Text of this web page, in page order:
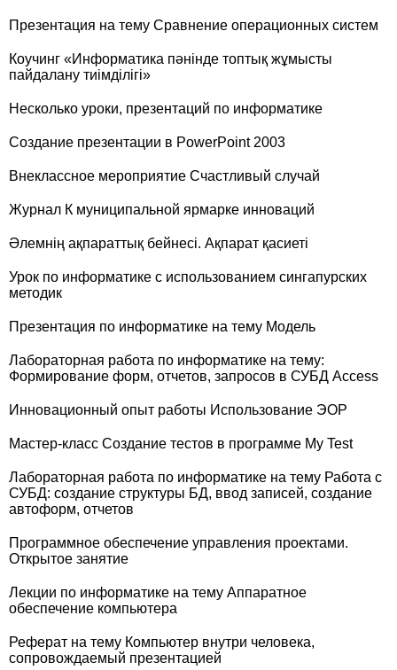
Презентация на тему Сравнение операционных систем
Коучинг «Информатика пәнінде топтық жұмысты
пайдалану тиімділігі»
Несколько уроки, презентаций по информатике
Создание презентации в PowerPoint 2003
Внеклассное мероприятие Счастливый случай
Журнал К муниципальной ярмарке инноваций
Әлемнің ақпараттық бейнесі. Ақпарат қасиеті
Урок по информатике с использованием сингапурских
методик
Презентация по информатике на тему Модель
Лабораторная работа по информатике на тему:
Формирование форм, отчетов, запросов в СУБД Access
Инновационный опыт работы Использование ЭОР
Мастер-класс Создание тестов в программе My Test
Лабораторная работа по информатике на тему Работа с
СУБД: создание структуры БД, ввод записей, создание
автоформ, отчетов
Программное обеспечение управления проектами.
Открытое занятие
Лекции по информатике на тему Аппаратное
обеспечение компьютера
Реферат на тему Компьютер внутри человека,
сопровождаемый презентацией